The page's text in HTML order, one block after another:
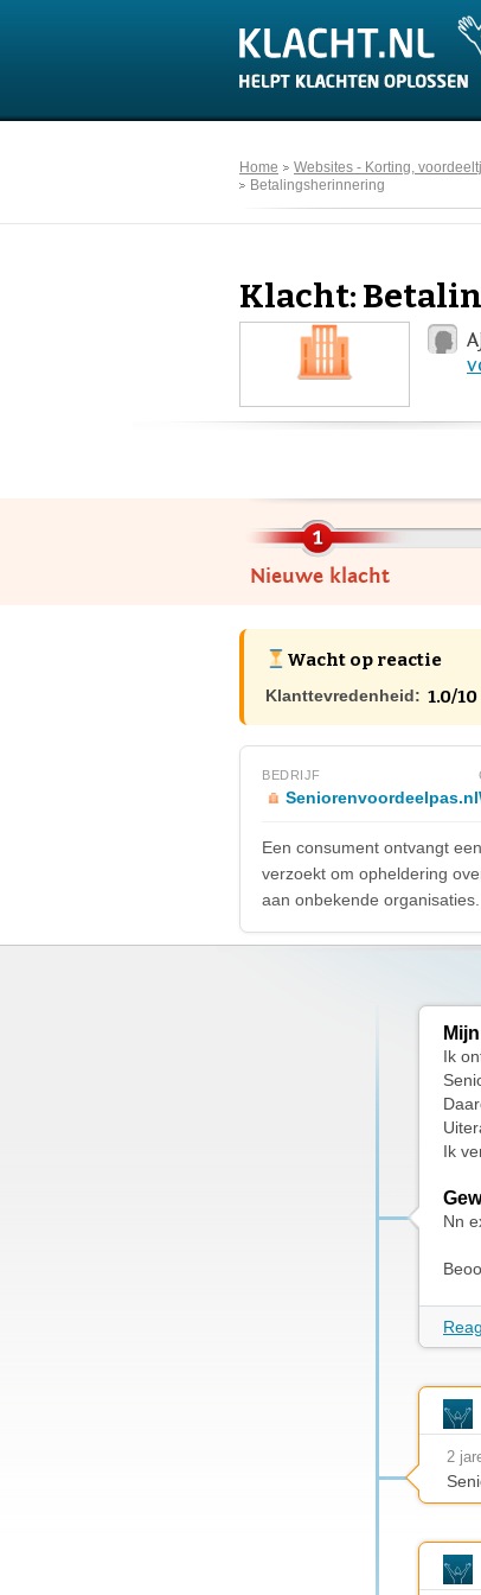
Home Websites - Korting,
Betalingsherinnering
Klacht:
Nieuwe klacht
Wacht op reactie
Klanttevredenheid: 1.0/10
BEDRIJF
Seniorenvoordeelpas.nl
Een consument ontvangt
verzoekt om opheldering
aan onbekende organisaties.
Ik
Ik
Nn
2